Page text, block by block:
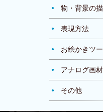
物・背景の
表現方法
お絵かきツ
アナログ画材
その他